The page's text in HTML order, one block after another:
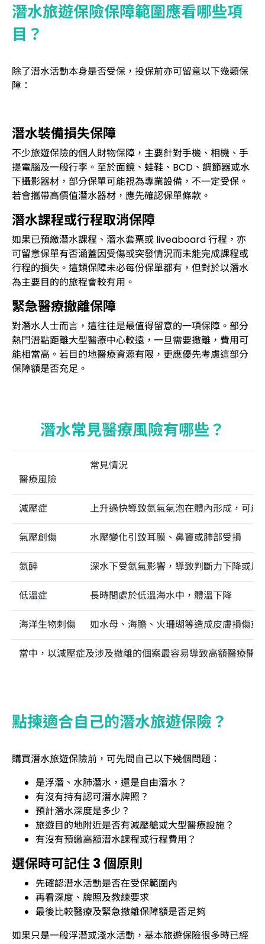
潛水旅遊保險保障範圍應看哪些項
目？
除了潛水活動本身是否受保，投保前亦可留意以下幾類保
障：
潛水裝備損失保障
不少旅遊保險的個人財物保障，主要針對手機、相機、手
提電腦及一般行李。至於面鏡、蛙鞋、BCD、調節器或水
下攝影器材，部分保單可能視為專業設備，不一定受保。
若會攜帶高價值潛水器材，應先確認保單條款。
潛水課程或行程取消保障
如果已預繳潛水課程、潛水套票或 liveaboard 行程，亦
可留意保單有否涵蓋因受傷或突發情況而未能完成課程或
行程的損失。這類保障未必每份保單都有，但對於以潛水
為主要目的的旅程會較有用。
緊急醫療撤離保障
對潛水人士而言，這往往是最值得留意的一項保障。部分
熱門潛點距離大型醫療中心較遠，一旦需要撤離，費用可
能相當高。若目的地醫療資源有限，更應優先考慮這部分
保障額是否充足。
潛水常見醫療風險有哪些？
醫療風險
常見情況
減壓症 上升過快導致氮氣氣泡在體內形成，可
氣壓創傷 水壓變化引致耳膜、鼻竇或肺部受損
氮醉 深水下受氮氣影響，導致判斷力下降或反
低溫症 長時間處於低溫海水中，體溫下降
海洋生物刺傷 如水母、海膽、火珊瑚等造成皮膚損傷或
當中，以減壓症及涉及撤離的個案最容易導致高額醫療開
點揀適合自己的潛水旅遊保險？
購買潛水旅遊保險前，可先問自己以下幾個問題：
是浮潛、水肺潛水，還是自由潛水？
有沒有持有認可潛水牌照？
預計潛水深度是多少？
旅遊目的地附近是否有減壓艙或大型醫療設施？
有沒有預繳高額潛水課程或行程費用？
選保時可記住 3 個原則
先確認潛水活動是否在受保範圍內
再看深度、牌照及教練要求
最後比較醫療及緊急撤離保障額是否足夠
如果只是一般浮潛或淺水活動，基本旅遊保險很多時已經